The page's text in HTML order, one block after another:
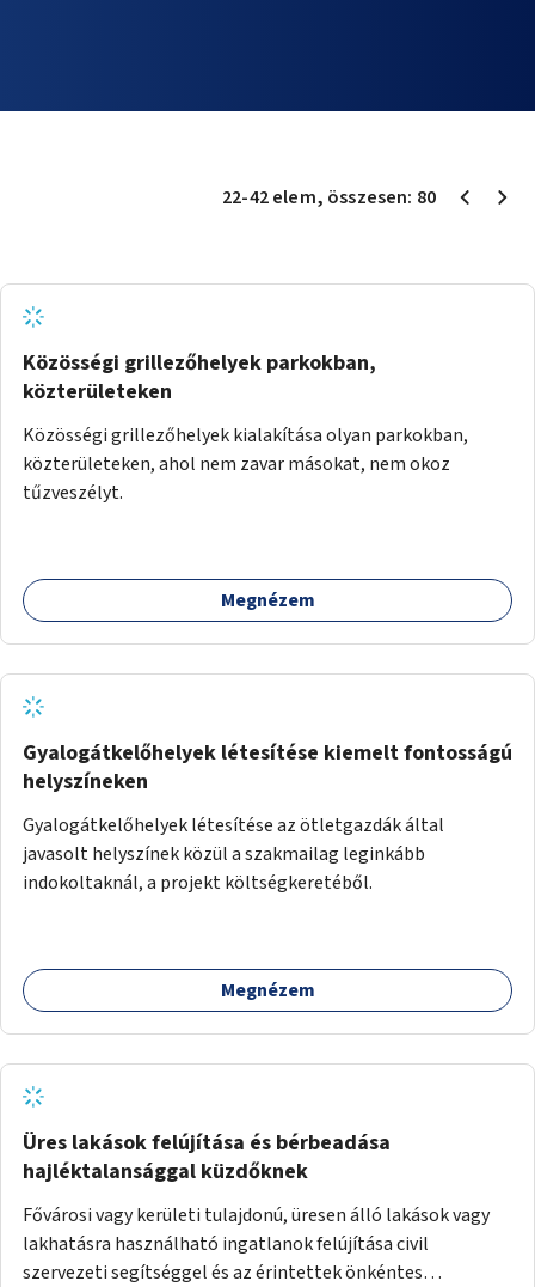
22-42elem, összesen: 80
Közösségi grillezőhelyek parkokban,
közterületeken
Közösségi grillezőhelyek kialakítása olyan parkokban,
közterületeken, ahol nem zavar másokat, nem okoz
tűzveszélyt.
Megnézem
Gyalogátkelőhelyek létesítése kiemelt fontosságú
helyszíneken
Gyalogátkelőhelyek létesítése az ötletgazdák által
javasolt helyszínek közül a szakmailag leginkább
indokoltaknál, a projekt költségkeretéből.
Megnézem
Üres lakások felújítása és bérbeadása
hajléktalansággal küzdőknek
Fővárosi vagy kerületi tulajdonú, üresen álló lakások vagy
lakhatásra használható ingatlanok felújítása civil
szervezeti segítséggel és az érintettek önkéntes